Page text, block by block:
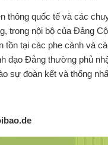
thông quốc tế và các
trong nội bộ của Đảng
tồn tại các phe cánh và
đạo Đảng thường phủ
sự đoàn kết và thống